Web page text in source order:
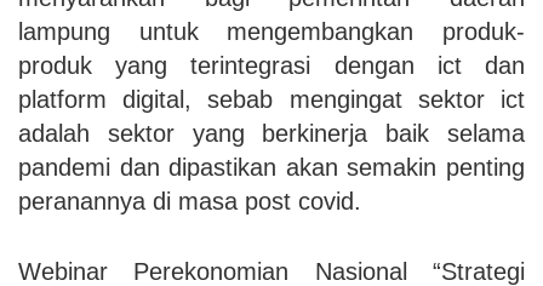
lampung untuk mengembangkan produk-
produk yang terintegrasi dengan ict dan
platform digital, sebab mengingat sektor ict
adalah sektor yang berkinerja baik selama
pandemi dan dipastikan akan semakin penting
peranannya di masa post covid.
Webinar Perekonomian Nasional “Strategi